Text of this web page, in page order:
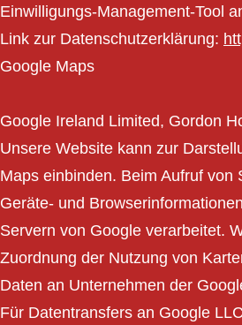
Einwilligungs-Management-Tool
Link zur Datenschutzerklärung:
Google Maps
Google Ireland Limited, Gordon
Unsere Website kann zur
Maps einbinden. Beim Aufruf
Geräte- und
Servern von Google verarbeitet.
Zuordnung der Nutzung von
Daten an Unternehmen der
Für Datentransfers an Google